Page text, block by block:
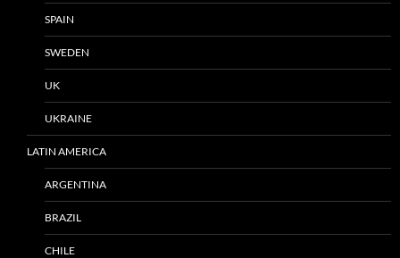
SPAIN
SWEDEN
UK
UKRAINE
LATIN AMERICA
ARGENTINA
BRAZIL
CHILE